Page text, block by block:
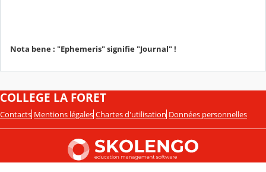
Nota bene : "Ephemeris" signifie "Journal" !
COLLEGE LA FORET
Contacts Mentions légales Chartes d'utilisation Données personnelles